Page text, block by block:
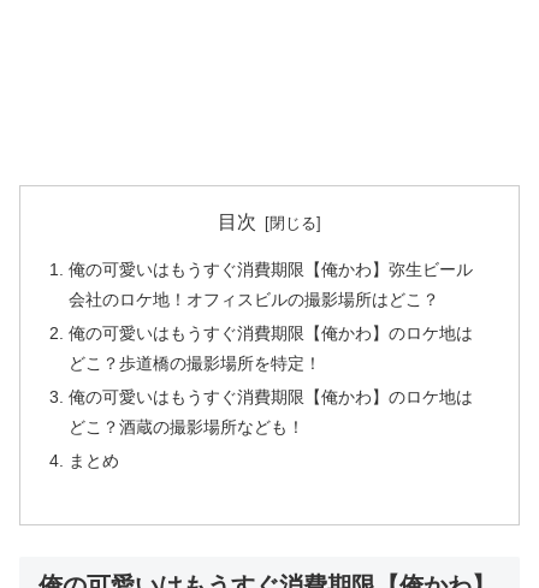
目次
俺の可愛いはもうすぐ消費期限【俺かわ】弥生ビール
会社のロケ地！オフィスビルの撮影場所はどこ？
俺の可愛いはもうすぐ消費期限【俺かわ】のロケ地は
どこ？歩道橋の撮影場所を特定！
俺の可愛いはもうすぐ消費期限【俺かわ】のロケ地は
どこ？酒蔵の撮影場所なども！
まとめ